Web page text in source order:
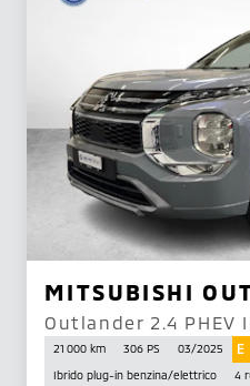
MITSUBISHI
Outlander 2.4 PHEV
21 000 km 306 PS 03/2025 E
Ibrido plug-in benzina/elettrico
4